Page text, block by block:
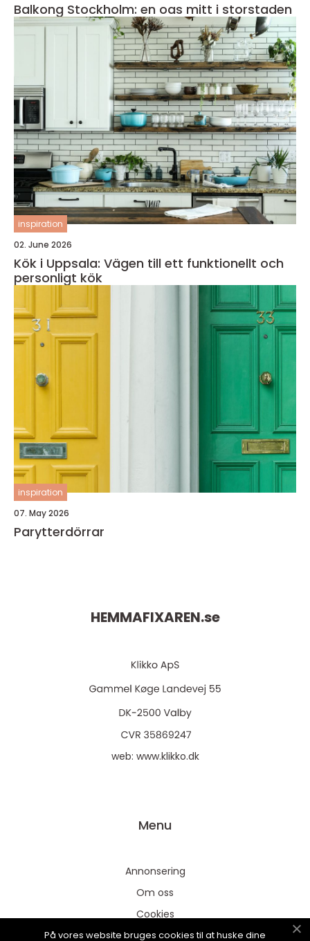
Balkong Stockholm: en oas mitt i storstaden
inspiration
02. June 2026
Kök i Uppsala: Vägen till ett funktionellt och
personligt kök
inspiration
07. May 2026
Parytterdörrar
HEMMAFIXAREN.se
web: www.klikko.dk
Menu
Annonsering
Om oss
Cookies
Kontakta oss
På vores website bruges cookies til at huske dine